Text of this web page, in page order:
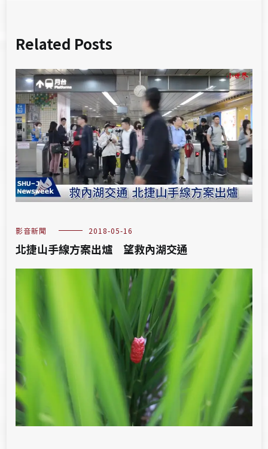
Related Posts
影音新聞 2018-05-16
北捷山手線方案出爐 望救內湖交通